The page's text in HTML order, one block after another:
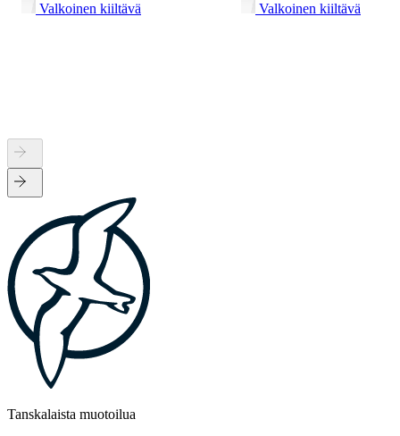
Valkoinen kiiltävä
Valkoinen kiiltävä
Tanskalaista muotoilua